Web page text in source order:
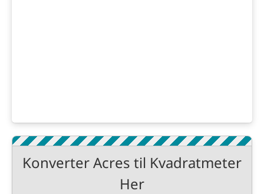
Konverter Acres til Kvadratmeter
Her